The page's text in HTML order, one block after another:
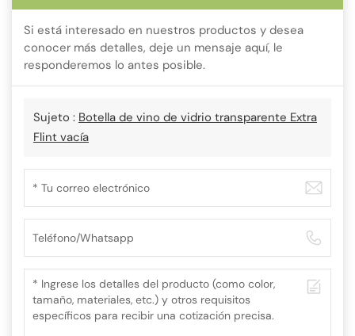
Si está interesado en nuestros productos y desea
conocer más detalles, deje un mensaje aquí, le
responderemos lo antes posible.
Sujeto : Botella de vino de vidrio transparente Extra
Flint vacía